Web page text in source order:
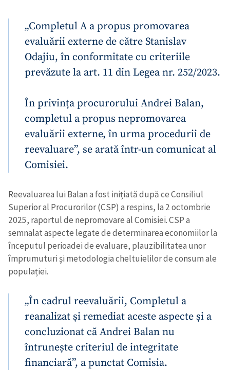
„Completul A a propus promovarea
evaluării externe de către Stanislav
Odajiu, în conformitate cu criteriile
prevăzute la art. 11 din Legea nr. 252/2023.
În privința procurorului Andrei Balan,
completul a propus nepromovarea
evaluării externe, în urma procedurii de
reevaluare”, se arată într-un comunicat al
Comisiei.
Reevaluarea lui Balan a fost inițiată după ce Consiliul
Superior al Procurorilor (CSP) a respins, la 2 octombrie
2025, raportul de nepromovare al Comisiei. CSP a
semnalat aspecte legate de determinarea economiilor la
începutul perioadei de evaluare, plauzibilitatea unor
împrumuturi și metodologia cheltuielilor de consum ale
populației.
„În cadrul reevaluării, Completul a
reanalizat și remediat aceste aspecte și a
concluzionat că Andrei Balan nu
întrunește criteriul de integritate
financiară”, a punctat Comisia.